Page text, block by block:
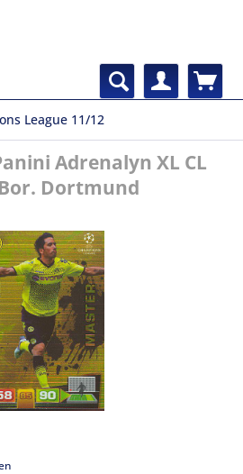
League 11/12
Adrenalyn XL CL
Dortmund